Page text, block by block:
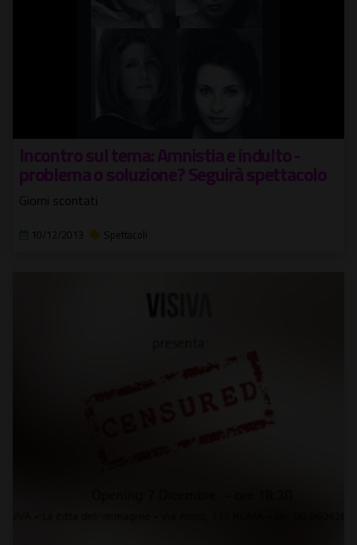
Incontro sul tema: Amnistia e indulto -
problema o soluzione? Seguirà spettacolo
Giorni scontati
10/12/2013 Spettacoli